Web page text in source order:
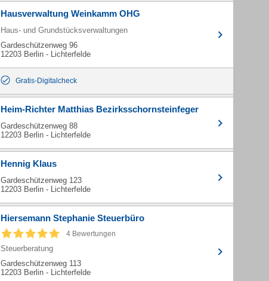
Hausverwaltung Weinkamm OHG
Haus- und Grundstücksverwaltungen
Gardeschützenweg 96
12203 Berlin - Lichterfelde
Gratis-Digitalcheck
Heim-Richter Matthias Bezirksschornsteinfeger
Gardeschützenweg 88
12203 Berlin - Lichterfelde
Hennig Klaus
Gardeschützenweg 123
12203 Berlin - Lichterfelde
Hiersemann Stephanie Steuerbüro
4 Bewertungen
Steuerberatung
Gardeschützenweg 113
12203 Berlin - Lichterfelde